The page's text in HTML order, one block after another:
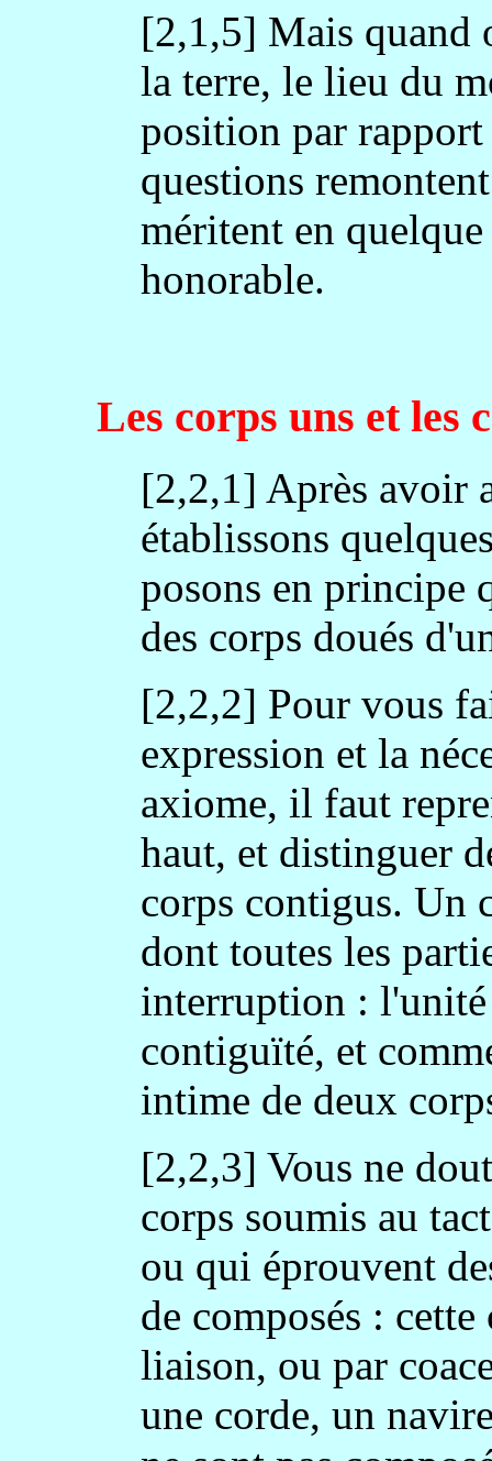
[2,1,5] Mais quand
la terre, le lieu du
position par rapport
questions
méritent en
honorable.
Les corps uns et les
[2,2,1] Après avoir
établissons
posons en principe
des corps doués
[2,2,2] Pour vous
expression et la
axiome, il faut
haut, et distinguer
corps contigus. Un
dont toutes les
interruption : l'unité
contiguïté, et
intime de deux
[2,2,3] Vous ne
corps soumis au
ou qui éprouvent
de composés :
liaison, ou par
une corde, un